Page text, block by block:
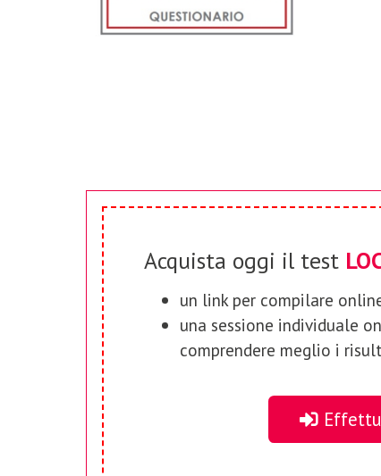
Acquista oggi il test
un link per compilare
una sessione individuale
comprendere meglio i